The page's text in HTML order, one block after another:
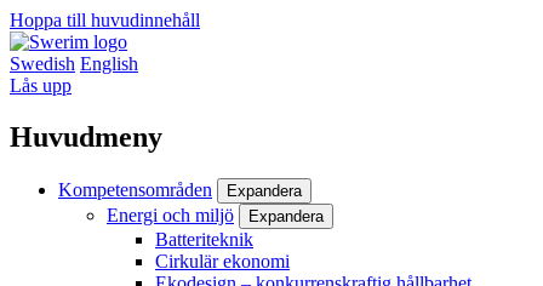
Hoppa till huvudinnehåll
Swedish English
Lås upp
Huvudmeny
Kompetensområden Expandera
Energi och miljö Expandera
Batteriteknik
Cirkulär ekonomi